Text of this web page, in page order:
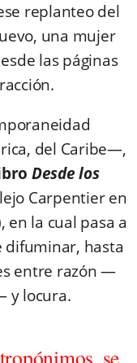
replanteo del
una mujer
las páginas
del Caribe—,
Desde los
Carpentier en
en la cual pasa a
difuminar, hasta
entre razón —
y locura.
se